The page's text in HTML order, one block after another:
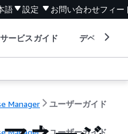
語 設定 お問い合わせフィー
サービスガイド デベロッパ
Manager ユーザーガイド
Manager ユーザーガイド